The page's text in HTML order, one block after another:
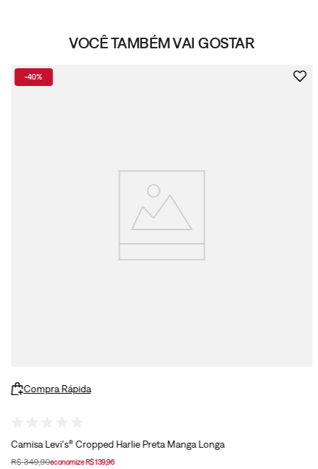
VOCÊ TAMBÉM VAI GOSTAR
-40%
Compra Rápida
Camisa Levi's® Cropped Harlie Preta Manga Longa
R$ 349,90economizeR$139,96